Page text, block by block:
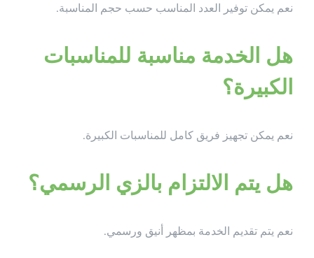
نعم يمكن توفير العدد المناسب حسب حجم المناسبة.
هل الخدمة مناسبة للمناسبات
الكبيرة؟
نعم يمكن تجهيز فريق كامل للمناسبات الكبيرة.
هل يتم الالتزام بالزي الرسمي؟
نعم يتم تقديم الخدمة بمظهر أنيق ورسمي.